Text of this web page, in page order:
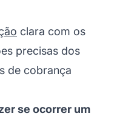
clara com os
precisas dos
de cobrança
se ocorrer um